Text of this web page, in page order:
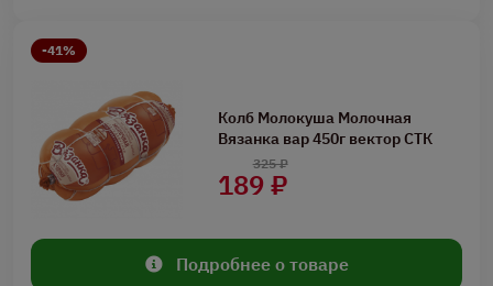
-41%
Колб Молокуша Молочная
Вязанка вар 450г вектор СТК
189 ₽
325 ₽
Подробнее о товаре